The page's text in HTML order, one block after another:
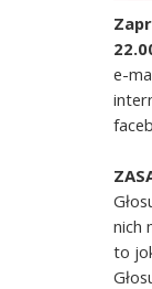
e-
nich
to